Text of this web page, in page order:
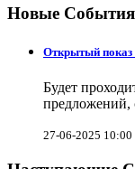
Новые События
Открытый показ
Будет
предложений,
27-06-2025 10:00